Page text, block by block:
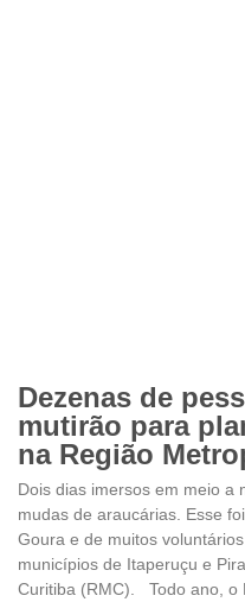
Dezenas de
mutirão para
na Região
Dois dias imersos em meio a
mudas de araucárias. Esse
Goura e de muitos
municípios de Itaperuçu e
Curitiba (RMC). Todo ano, o